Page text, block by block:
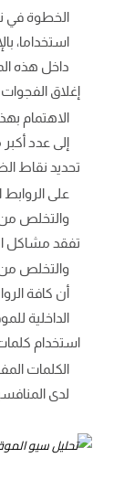
الخطوة في
استخداما،
داخل هذه
إغلاق
الاهتمام
إلى عدد
تحديد نقاط
على
والتخلص من
تفقد مشاكل
والتخلص من
أن كافة
الداخلية
استخدام
الكلمات
لدى